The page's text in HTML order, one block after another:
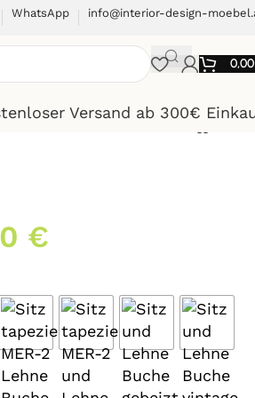
WhatsApp info@interior-design-
Versand ab 300€
€